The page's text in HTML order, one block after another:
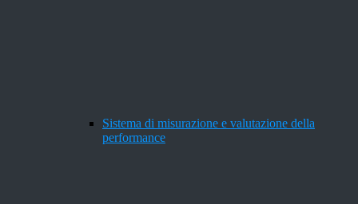
Sistema di misurazione e valutazione della
performance